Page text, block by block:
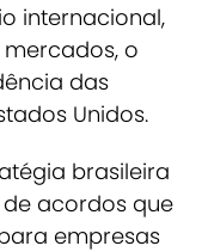
internacional,
o
das
Unidos.
brasileira
acordos que
empresas